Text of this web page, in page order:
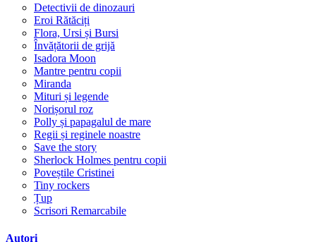
Detectivii de dinozauri
Eroi Rătăciți
Flora, Ursi și Bursi
Învățătorii de grijă
Isadora Moon
Mantre pentru copii
Miranda
Mituri și legende
Norișorul roz
Polly și papagalul de mare
Regii și reginele noastre
Save the story
Sherlock Holmes pentru copii
Poveștile Cristinei
Tiny rockers
Țup
Scrisori Remarcabile
Autori